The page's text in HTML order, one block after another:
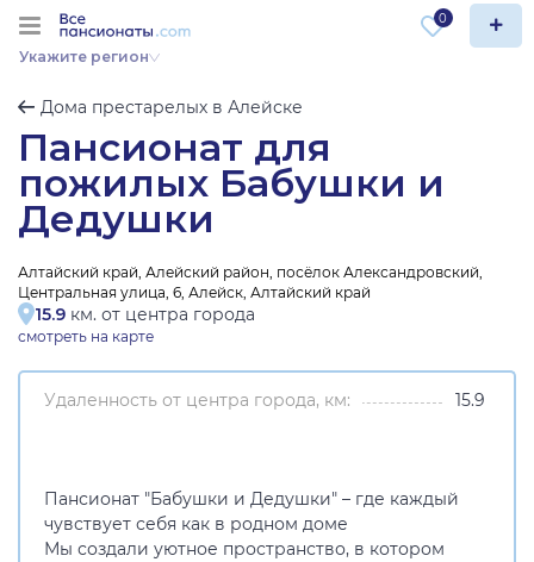
Укажите регион
0
Дома престарелых в Алейске
Пансионат для
пожилых Бабушки и
Дедушки
Алтайский край, Алейский район, посёлок Александровский,
Центральная улица, 6, Алейск, Алтайский край
15.9 км. от центра города
смотреть на карте
Удаленность от центра города, км: 15.9
Пансионат "Бабушки и Дедушки" – где каждый
чувствует себя как в родном доме
Мы создали уютное пространство, в котором